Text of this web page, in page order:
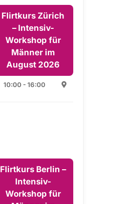
Flirtkurs Zürich
– Intensiv-
Workshop für
Männer im
August 2026
10:00 - 16:00
Flirtkurs Berlin –
Intensiv-
Workshop für